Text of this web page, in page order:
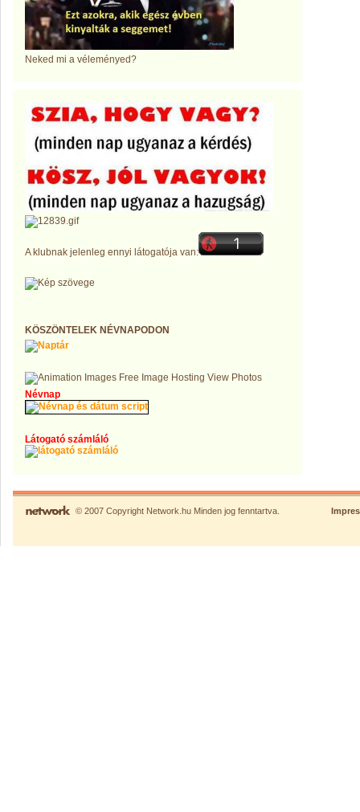
Neked mi a véleményed?
A klubnak jelenleg ennyi látogatója van:
KÖSZÖNTELEK NÉVNAPODON
Névnap
Látogató számláló
© 2007 Copyright Network.hu Minden jog fenntartva.